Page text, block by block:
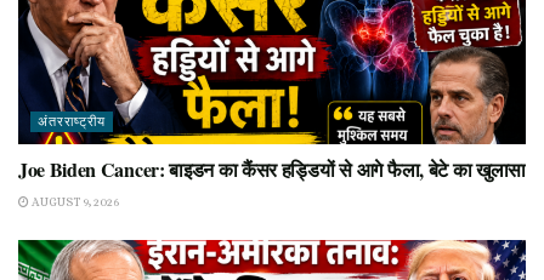
अंतरराष्ट्रीय
Joe Biden Cancer: बाइडन का कैंसर हड्डियों से आगे फैला, बेटे का खुलासा
AUGUST 9, 2026